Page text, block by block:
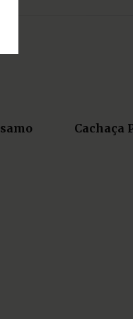
Cachaça